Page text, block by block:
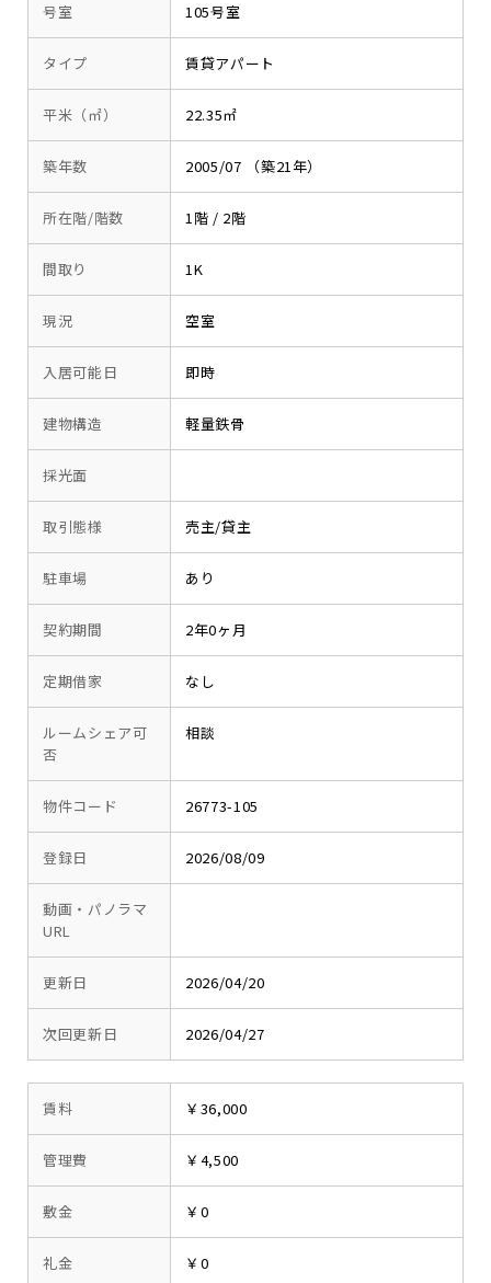
号室 105号室
タイプ 賃貸アパート
平米（㎡） 22.35㎡
築年数 2005/07 （築21年）
所在階/階数 1階 / 2階
間取り 1K
現況 空室
入居可能日 即時
建物構造 軽量鉄骨
採光面
取引態様 売主/貸主
駐車場 あり
契約期間 2年0ヶ月
定期借家 なし
ルームシェア可
否
相談
物件コード 26773-105
登録日 2026/08/09
動画・パノラマ
URL
更新日 2026/04/20
次回更新日 2026/04/27
賃料 ￥36,000
管理費 ￥4,500
敷金 ￥0
礼金 ￥0